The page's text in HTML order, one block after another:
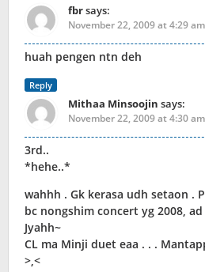
fbrsays:
November 22, 2009 at 4:29 am
huah pengen ntn deh
Reply
Mithaa Minsoojin says:
November 22, 2009 at 4:30 am
3rd..
*hehe..*
wahhh . Gk kerasa udh setaon .
bc nongshim concert yg 2008, ad
Jyahh~
CL ma Minji duet eaa . . .
>,<